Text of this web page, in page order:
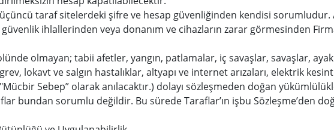
üçüncü taraf sitelerdeki şifre ve hesap güvenliğinden kendisi sorumludur.
güvenlik ihlallerinden veya donanım ve cihazların zarar görmesinden
olmayan; tabii afetler, yangın, patlamalar, iç savaşlar, savaşlar,
lokavt ve salgın hastalıklar, altyapı ve internet arızaları, elektrik
Sebep” olarak anılacaktır.) dolayı sözleşmeden doğan
bundan sorumlu değildir. Bu sürede Taraflar’ın işbu Sözleşme’den